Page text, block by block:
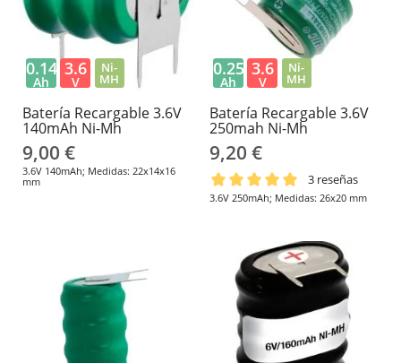
Batería Recargable 3.6V
140mAh Ni-Mh
9,00 €
3.6V 140mAh; Medidas: 22x14x16
mm
0.14
Ah
3.6
V
Ni-
MH
Batería Recargable 3.6V
250mah Ni-Mh
9,20 €
3 reseñas
3.6V 250mAh; Medidas: 26x20 mm
0.25
Ah
3.6
V
Ni-
MH